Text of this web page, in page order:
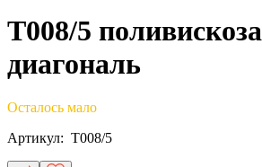
T008/5 поливискоза
диагональ
Осталось мало
Артикул: T008/5